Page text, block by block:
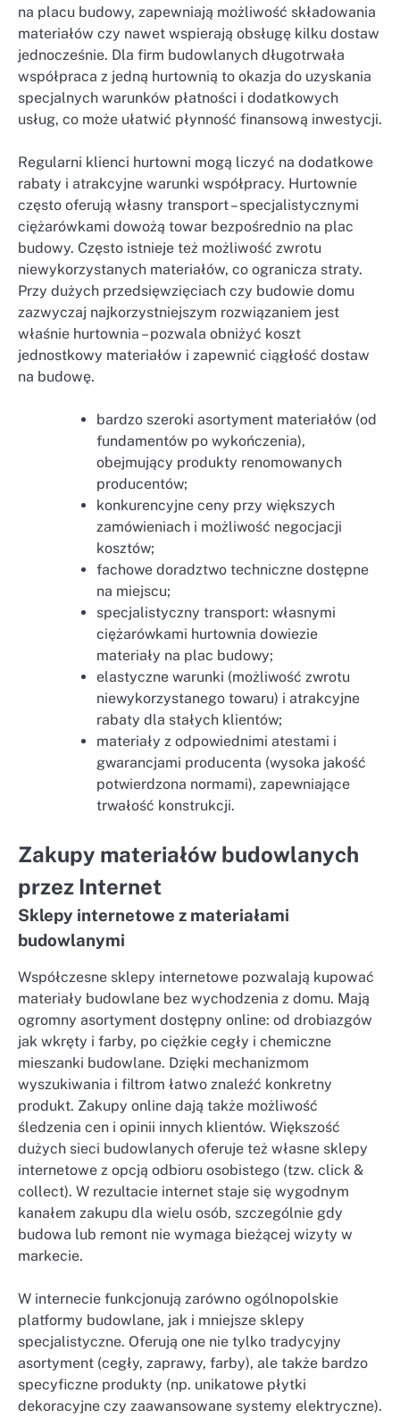
na placu budowy, zapewniają możliwość składowania
materiałów czy nawet wspierają obsługę kilku dostaw
jednocześnie. Dla firm budowlanych długotrwała
współpraca z jedną hurtownią to okazja do uzyskania
specjalnych warunków płatności i dodatkowych
usług, co może ułatwić płynność finansową inwestycji.
Regularni klienci hurtowni mogą liczyć na dodatkowe
rabaty i atrakcyjne warunki współpracy. Hurtownie
często oferują własny transport – specjalistycznymi
ciężarówkami dowożą towar bezpośrednio na plac
budowy. Często istnieje też możliwość zwrotu
niewykorzystanych materiałów, co ogranicza straty.
Przy dużych przedsięwzięciach czy budowie domu
zazwyczaj najkorzystniejszym rozwiązaniem jest
właśnie hurtownia – pozwala obniżyć koszt
jednostkowy materiałów i zapewnić ciągłość dostaw
na budowę.
bardzo szeroki asortyment materiałów (od
fundamentów po wykończenia),
obejmujący produkty renomowanych
producentów;
konkurencyjne ceny przy większych
zamówieniach i możliwość negocjacji
kosztów;
fachowe doradztwo techniczne dostępne
na miejscu;
specjalistyczny transport: własnymi
ciężarówkami hurtownia dowiezie
materiały na plac budowy;
elastyczne warunki (możliwość zwrotu
niewykorzystanego towaru) i atrakcyjne
rabaty dla stałych klientów;
materiały z odpowiednimi atestami i
gwarancjami producenta (wysoka jakość
potwierdzona normami), zapewniające
trwałość konstrukcji.
Zakupy materiałów budowlanych
przez Internet
Sklepy internetowe z materiałami
budowlanymi
Współczesne sklepy internetowe pozwalają kupować
materiały budowlane bez wychodzenia z domu. Mają
ogromny asortyment dostępny online: od drobiazgów
jak wkręty i farby, po ciężkie cegły i chemiczne
mieszanki budowlane. Dzięki mechanizmom
wyszukiwania i filtrom łatwo znaleźć konkretny
produkt. Zakupy online dają także możliwość
śledzenia cen i opinii innych klientów. Większość
dużych sieci budowlanych oferuje też własne sklepy
internetowe z opcją odbioru osobistego (tzw. click &
collect). W rezultacie internet staje się wygodnym
kanałem zakupu dla wielu osób, szczególnie gdy
budowa lub remont nie wymaga bieżącej wizyty w
markecie.
W internecie funkcjonują zarówno ogólnopolskie
platformy budowlane, jak i mniejsze sklepy
specjalistyczne. Oferują one nie tylko tradycyjny
asortyment (cegły, zaprawy, farby), ale także bardzo
specyficzne produkty (np. unikatowe płytki
dekoracyjne czy zaawansowane systemy elektryczne).